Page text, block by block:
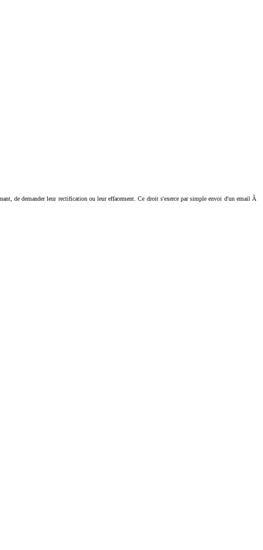
de demander leur rectification ou leur effacement. Ce droit s'exerce par simple envoi d'un email Ã